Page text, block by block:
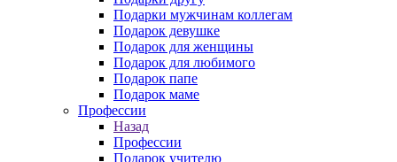
Подарки мужчинам коллегам
Подарок девушке
Подарок для женщины
Подарок для любимого
Подарок папе
Подарок маме
Профессии
Назад
Профессии
Подарок учителю